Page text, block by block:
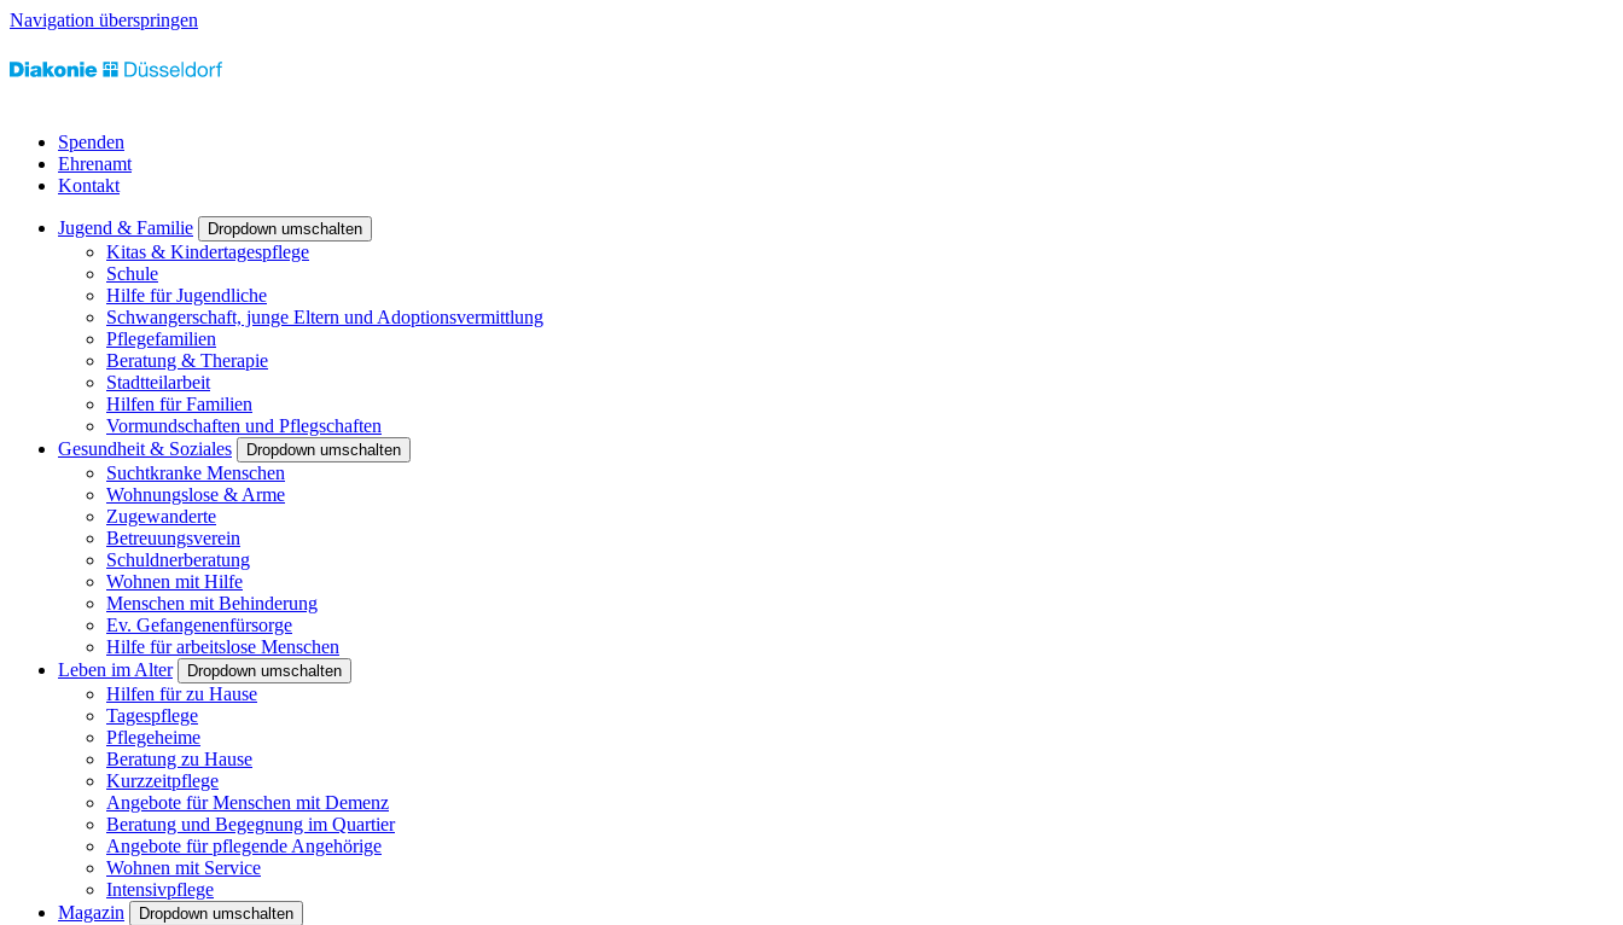
Navigation überspringen
Spenden
Ehrenamt
Kontakt
Jugend & Familie Dropdown umschalten
Kitas & Kindertagespflege
Schule
Hilfe für Jugendliche
Schwangerschaft, junge Eltern und Adoptionsvermittlung
Pflegefamilien
Beratung & Therapie
Stadtteilarbeit
Hilfen für Familien
Vormundschaften und Pflegschaften
Gesundheit & Soziales
Dropdown umschalten
Suchtkranke Menschen
Wohnungslose & Arme
Zugewanderte
Betreuungsverein
Schuldnerberatung
Wohnen mit Hilfe
Menschen mit Behinderung
Ev. Gefangenenfürsorge
Hilfe für arbeitslose Menschen
Leben im Alter
Dropdown umschalten
Hilfen für zu Hause
Tagespflege
Pflegeheime
Beratung zu Hause
Kurzzeitpflege
Angebote für Menschen mit Demenz
Beratung und Begegnung im Quartier
Angebote für pflegende Angehörige
Wohnen mit Service
Intensivpflege
Magazin
Dropdown umschalten